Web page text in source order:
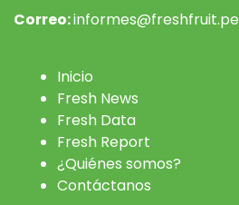
Correo:informes@freshfruit.pe
Inicio
Fresh News
Fresh Data
Fresh Report
¿Quiénes somos?
Contáctanos